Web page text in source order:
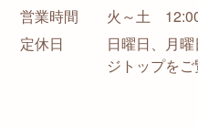
営業時間
火～土
定休日
日曜日、月
ジトップを